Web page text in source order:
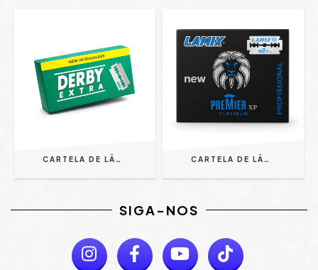
CARTELA DE LÂMINAS 10 PACOTES - DERBY EXTRA PLATINUM CARTELA DE LÂMINAS COM 50 UNIDADES - LAMIX PREMIER
SIGA-NOS